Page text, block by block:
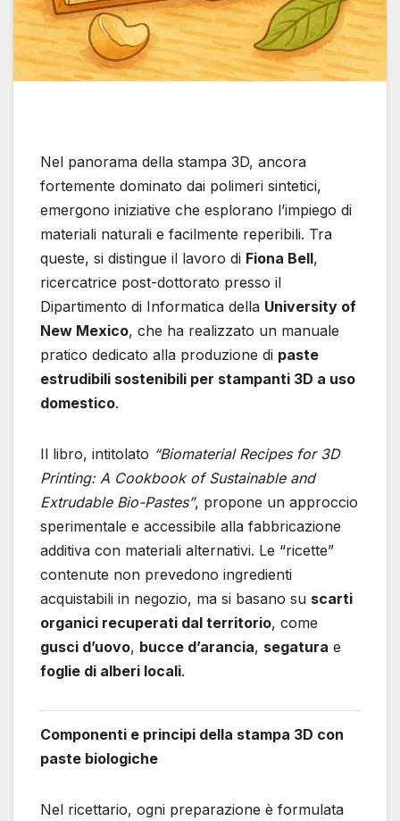
Nel panorama della stampa 3D, ancora
fortemente dominato dai polimeri sintetici,
emergono iniziative che esplorano l’impiego di
materiali naturali e facilmente reperibili. Tra
queste, si distingue il lavoro di Fiona Bell,
ricercatrice post-dottorato presso il
Dipartimento di Informatica della University of
New Mexico, che ha realizzato un manuale
pratico dedicato alla produzione di paste
estrudibili sostenibili per stampanti 3D a uso
domestico.
Il libro, intitolato “Biomaterial Recipes for 3D
Printing: A Cookbook of Sustainable and
Extrudable Bio-Pastes”, propone un approccio
sperimentale e accessibile alla fabbricazione
additiva con materiali alternativi. Le “ricette”
contenute non prevedono ingredienti
acquistabili in negozio, ma si basano su scarti
organici recuperati dal territorio, come
gusci d’uovo, bucce d’arancia, segatura e
foglie di alberi locali.
Componenti e principi della stampa 3D con
paste biologiche
Nel ricettario, ogni preparazione è formulata